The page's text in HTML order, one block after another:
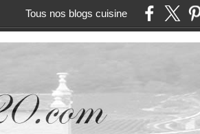
Tous nos blogs cuisine